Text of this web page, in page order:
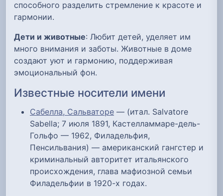
способного разделить стремление к красоте и
гармонии.
Дети и животные: Любит детей, уделяет им
много внимания и заботы. Животные в доме
создают уют и гармонию, поддерживая
эмоциональный фон.
Известные носители имени
Сабелла, Сальваторе — (итал. Salvatore
Sabella; 7 июля 1891, Кастелламмаре-дель-
Гольфо — 1962, Филадельфия,
Пенсильвания) — американский гангстер и
криминальный авторитет итальянского
происхождения, глава мафиозной семьи
Филадельфии в 1920-х годах.